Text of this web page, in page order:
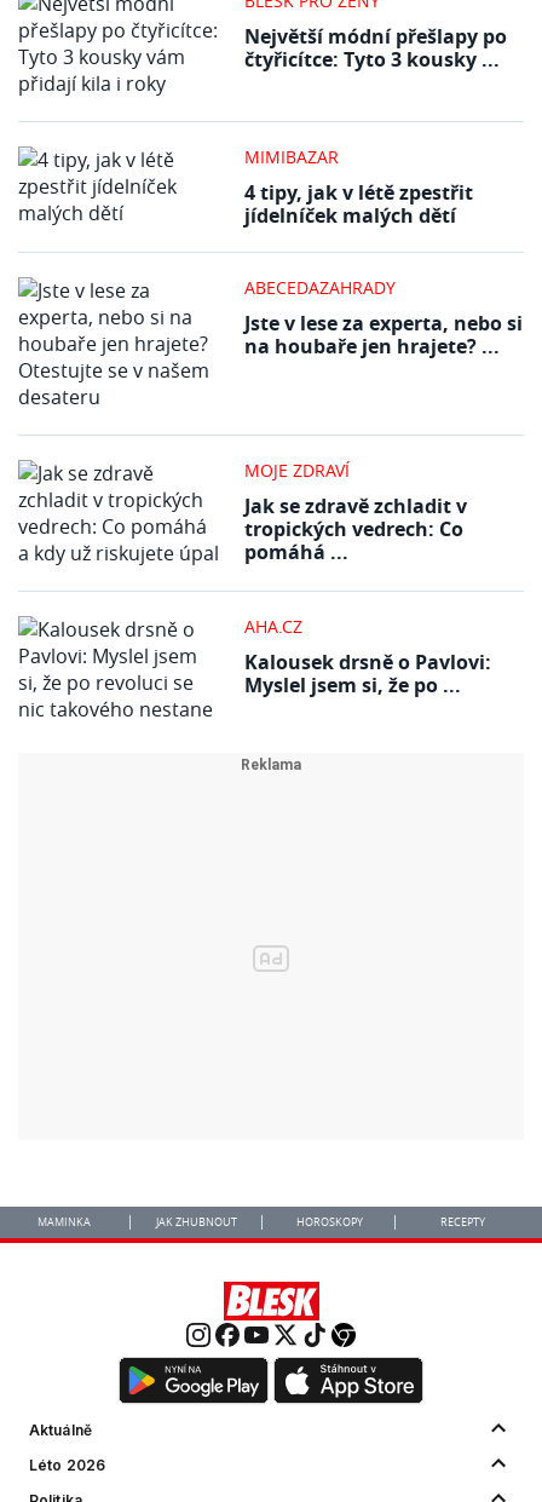
Největší módní přešlapy po
čtyřicítce: Tyto 3 kousky ...
MIMIBAZAR
4 tipy, jak v létě zpestřit
jídelníček malých dětí
ABECEDAZAHRADY
Jste v lese za experta, nebo si
na houbaře jen hrajete? ...
MOJE ZDRAVÍ
Jak se zdravě zchladit v
tropických vedrech: Co
pomáhá ...
AHA.CZ
Kalousek drsně o Pavlovi:
Myslel jsem si, že po ...
MAMINKA JAK ZHUBNOUT HOROSKOPY RECEPTY
Aktuálně
Léto 2026